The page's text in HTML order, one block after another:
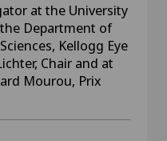
at the University
Department of
Kellogg Eye
Chair and at
Mourou, Prix